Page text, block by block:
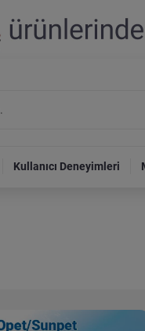
Kullanıcı Deneyimleri